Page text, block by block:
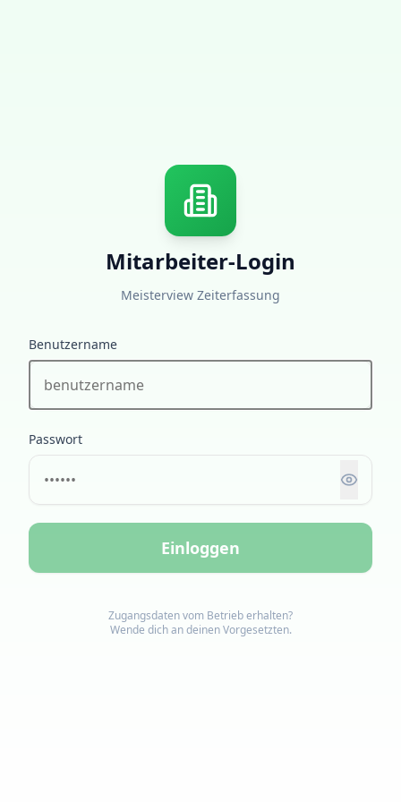
Mitarbeiter-Login
Meisterview Zeiterfassung
Benutzername
Passwort
Einloggen
Zugangsdaten vom Betrieb erhalten?
Wende dich an deinen Vorgesetzten.